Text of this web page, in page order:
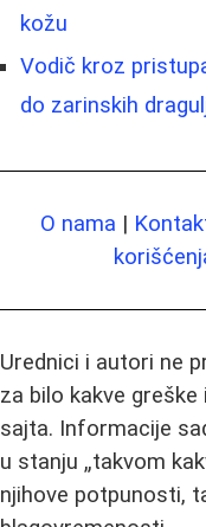
kožu
Vodič kroz
do zarinskih
O nama |
Urednici i autori ne
za bilo kakve
sajta. Informacije
u stanju „takvom
njihove potpunosti,